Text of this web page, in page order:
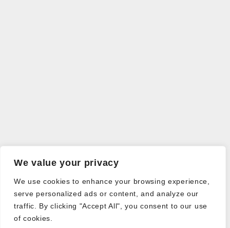
We value your privacy
We use cookies to enhance your browsing experience,
serve personalized ads or content, and analyze our
traffic. By clicking "Accept All", you consent to our use
of cookies.